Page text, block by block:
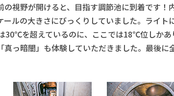
視野が開けると、目指す調節池に到着です！
ルの大きさにびっくりしていました。ライト
30℃を超えているのに、ここでは18℃位しか
っ暗闇」も体験していただきました。最後に